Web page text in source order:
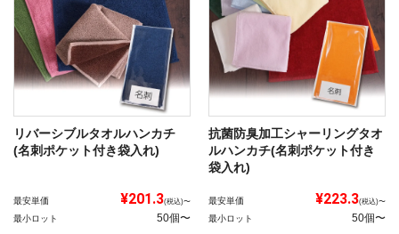
リバーシブルタオルハンカチ
(名刺ポケット付き袋入れ)
最安単価 ¥201.3(税込)〜
最小ロット 50個〜
抗菌防臭加工シャーリングタオ
ルハンカチ(名刺ポケット付き
袋入れ)
最安単価 ¥223.3(税込)〜
最小ロット 50個〜